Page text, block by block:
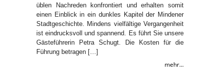
üblen Nachreden konfrontiert und erhalten somit
einen Einblick in ein dunkles Kapitel der Mindener
Stadtgeschichte. Mindens vielfältige Vergangenheit
ist eindrucksvoll und spannend. Es führt Sie unsere
Gästeführerin Petra Schugt. Die Kosten für die
Führung betragen […]
mehr...